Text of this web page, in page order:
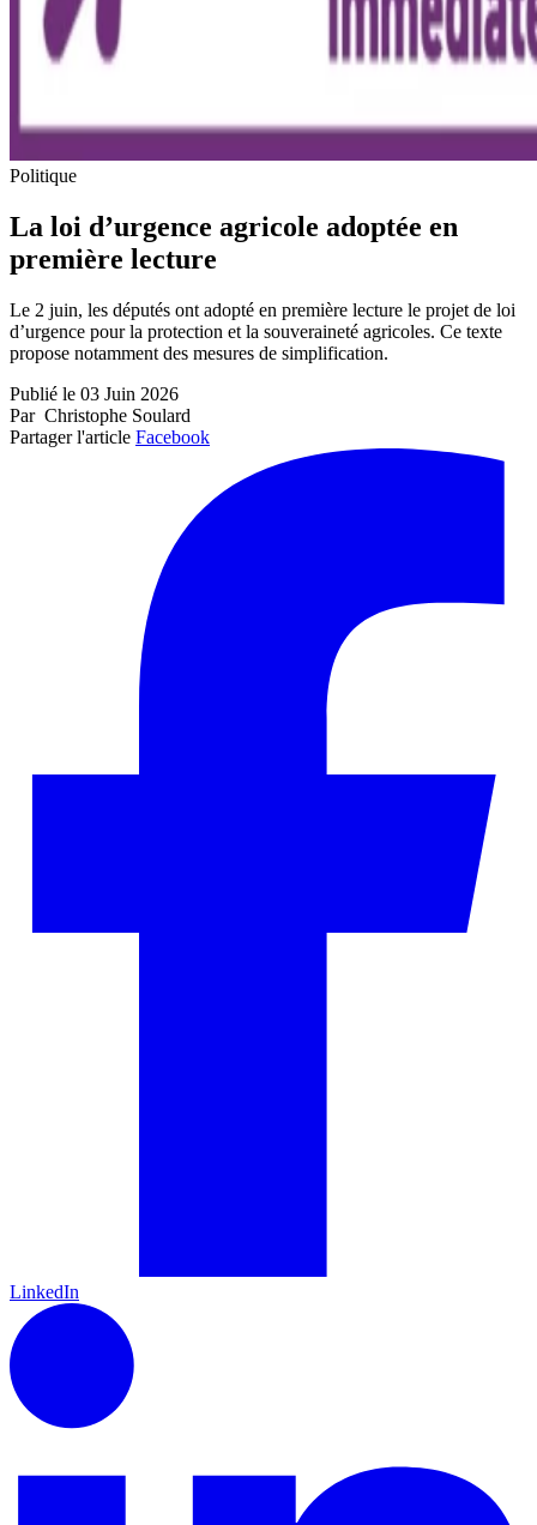
Politique
La loi d’urgence agricole adoptée en
première lecture
Le 2 juin, les députés ont adopté en première lecture le projet de loi
d’urgence pour la protection et la souveraineté agricoles. Ce texte
propose notamment des mesures de simplification.
Publié le 03 Juin 2026
Par Christophe Soulard
Partager l'article Facebook
LinkedIn